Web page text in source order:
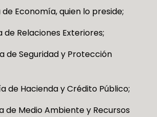
Economía, quien lo preside;
de Relaciones Exteriores;
de Seguridad y Protección
de Hacienda y Crédito Público;
de Medio Ambiente y Recursos